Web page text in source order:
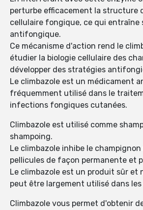
perturbe efficacement la structure
cellulaire fongique, ce qui entraîne
antifongique.
Ce mécanisme d'action rend le
étudier la biologie cellulaire des
développer des stratégies
Le climbazole est un médicament
fréquemment utilisé dans le
infections fongiques cutanées.
Climbazole est utilisé comme
shampoing.
Le climbazole inhibe le
pellicules de façon permanente et
Le climbazole est un produit sûr et
peut être largement utilisé dans les
Climbazole vous permet d'obtenir